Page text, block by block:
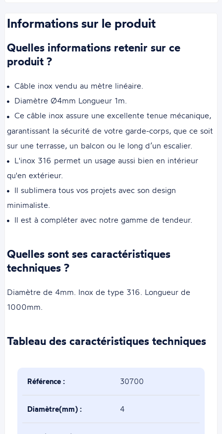
Informations sur le produit
Quelles informations retenir sur ce
produit ?
Câble inox vendu au mètre linéaire.
Diamètre Ø4mm Longueur 1m.
Ce câble inox assure une excellente tenue mécanique,
garantissant la sécurité de votre garde-corps, que ce soit
sur une terrasse, un balcon ou le long d’un escalier.
L'inox 316 permet un usage aussi bien en intérieur
qu'en extérieur.
Il sublimera tous vos projets avec son design
minimaliste.
Il est à compléter avec notre gamme de tendeur.
Quelles sont ses caractéristiques
techniques ?
Diamètre de 4mm. Inox de type 316. Longueur de
1000mm.
Tableau des caractéristiques techniques
Référence : 30700
Diamètre(mm) : 4